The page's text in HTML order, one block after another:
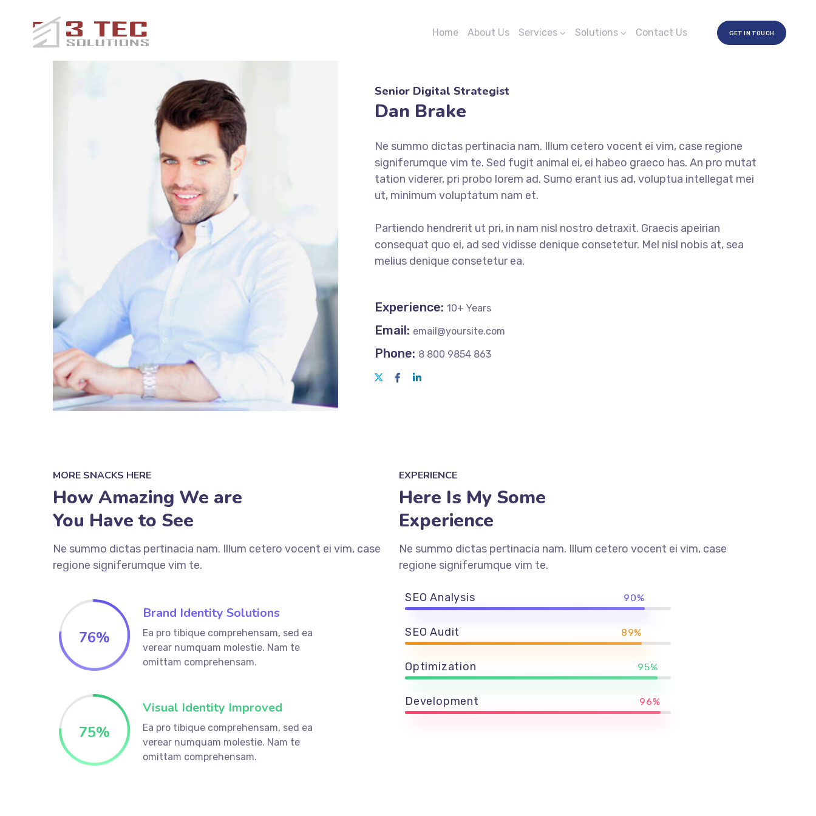
Home About Us Services Solutions Contact Us GET IN TOUCH
Senior Digital Strategist
Dan Brake
Ne summo dictas pertinacia nam. Illum cetero vocent ei vim, case regione
signiferumque vim te. Sed fugit animal ei, ei habeo graeco has. An pro mutat
tation viderer, pri probo lorem ad. Sumo erant ius ad, voluptua intellegat mei
ut, minimum voluptatum nam et.
Partiendo hendrerit ut pri, in nam nisl nostro detraxit. Graecis apeirian
consequat quo ei, ad sed vidisse denique consetetur. Mel nisl nobis at, sea
melius denique consetetur ea.
Experience: 10+ Years
Email: email@yoursite.com
Phone: 8 800 9854 863
MORE SNACKS HERE
How Amazing We are
You Have to See
Ne summo dictas pertinacia nam. Illum cetero vocent ei vim, case
regione signiferumque vim te.
76%
Brand Identity Solutions
Ea pro tibique comprehensam, sed ea
verear numquam molestie. Nam te
omittam comprehensam.
75%
Visual Identity Improved
Ea pro tibique comprehensam, sed ea
verear numquam molestie. Nam te
omittam comprehensam.
EXPERIENCE
Here Is My Some
Experience
Ne summo dictas pertinacia nam. Illum cetero vocent ei vim, case
regione signiferumque vim te.
SEO Analysis 90%
SEO Audit 89%
Optimization 95%
Development 96%